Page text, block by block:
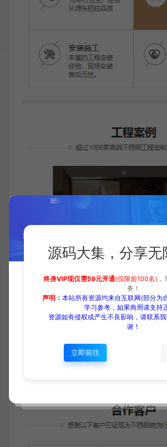
源码大集，分享无
终身VIP现仅需59元开通(仅限前100名)
务！
声明：本站所有资源均来自互联网(部分为
学习参考，如果商用请支持
资源如有侵权或产生不良影响，请联系
谢！
立即前往